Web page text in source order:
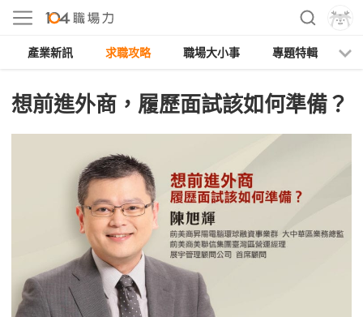
產業新訊 求職攻略 職場大小事 專題特輯
想前進外商，履歷面試該如何準備？